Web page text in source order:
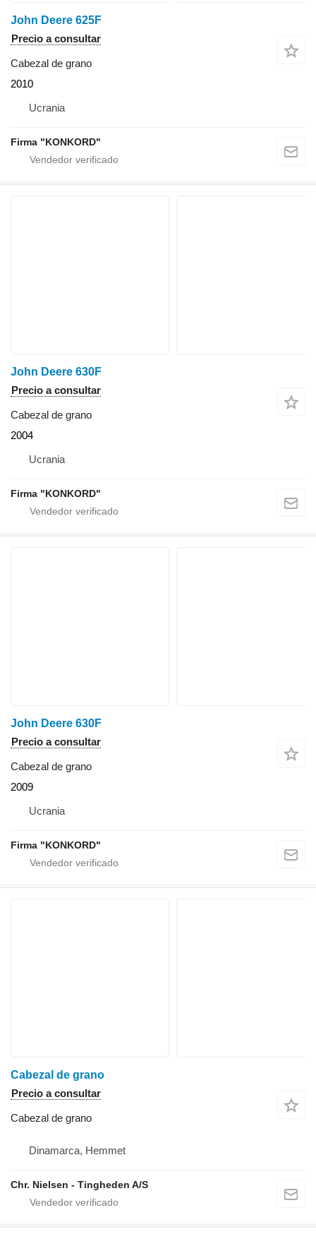
John Deere 625F
Precio a consultar
Cabezal de grano
2010
Ucrania
Firma "KONKORD"
John Deere 630F
Precio a consultar
Cabezal de grano
2004
Ucrania
Firma "KONKORD"
John Deere 630F
Precio a consultar
Cabezal de grano
2009
Ucrania
Firma "KONKORD"
Cabezal de grano
Precio a consultar
Cabezal de grano
Dinamarca, Hemmet
Chr. Nielsen - Tingheden A/S